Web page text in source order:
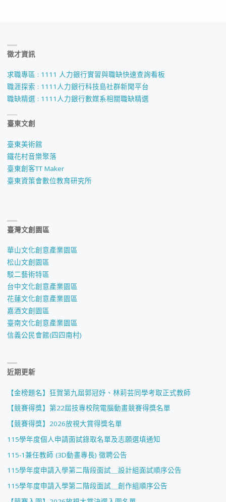
徵才資訊
求職專區 : 1111 人力銀行實習與職缺快速查詢看板
職涯探索 : 1111人力銀行科技島社群新聞平台
職缺精選 : 1111人力銀行數媒系相關職缺精選
臺東文創
臺東美術館
鐵花村音樂聚落
臺東創客TT Maker
臺東資策會數位教育研究所
臺灣文創園區
華山文化創意產業園區
松山文創園區
駁二藝術特區
台中文化創意產業園區
花蓮文化創意產業園區
嘉酒文創園區
臺南文化創意產業園區
信義公民會館(四四南村)
近期更新
【金榜題名】狂賀第九屆郭冠妤、林莉芸同學考取正式教師
【競賽得獎】第22屆技專校院電腦動畫競賽得獎名單
【競賽得獎】2026放視大賞得獎名單
115學年度個人申請面試錄取名單及志願選填通知
115-1兼任教師 (3D動畫專長) 徵聘公告
115學年度申請入學第二階段面試＿設計組面試順序公告
115學年度申請入學第二階段面試＿創作組順序公告